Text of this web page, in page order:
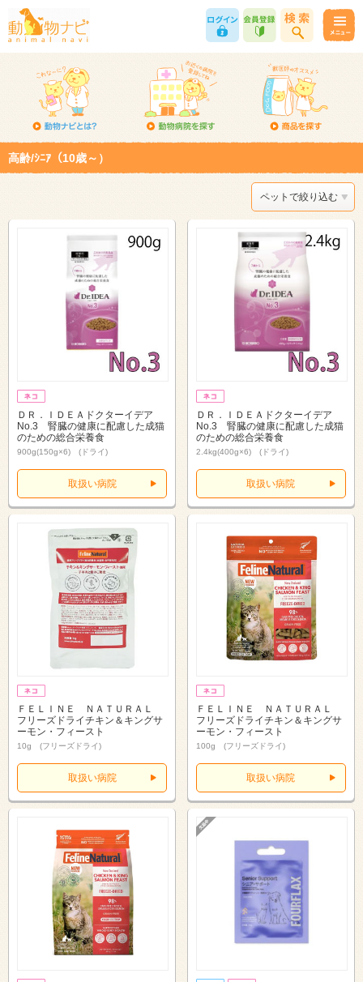
高齢/ｼﾆｱ（10歳～）
ペットで絞り込む
ＤＲ．ＩＤＥＡドクターイデア
No.3 腎臓の健康に配慮した成猫
のための総合栄養食
900g(150g×6) (ドライ)
取扱い病院
ＤＲ．ＩＤＥＡドクターイデア
No.3 腎臓の健康に配慮した成猫
のための総合栄養食
2.4kg(400g×6) (ドライ)
取扱い病院
ＦＥＬＩＮＥ ＮＡＴＵＲＡＬ
フリーズドライチキン＆キングサ
ーモン・フィースト
10g (フリーズドライ)
取扱い病院
ＦＥＬＩＮＥ ＮＡＴＵＲＡＬ
フリーズドライチキン＆キングサ
ーモン・フィースト
100g (フリーズドライ)
取扱い病院